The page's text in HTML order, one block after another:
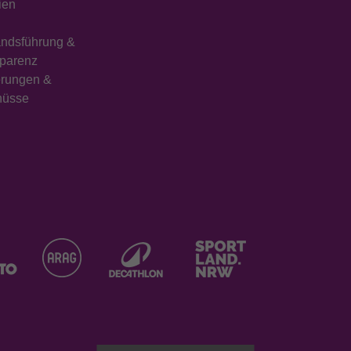
&
&